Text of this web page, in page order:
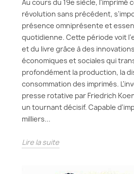
Au cours du 19e siècle, l'imprimé
révolution sans précédent,
présence omniprésente et
quotidienne. Cette période voit
et du livre grâce à des
économiques et sociales qui
profondément la production, la
consommation des imprimés.
presse rotative par Friedrich
un tournant décisif. Capable
milliers...
Lire la suite